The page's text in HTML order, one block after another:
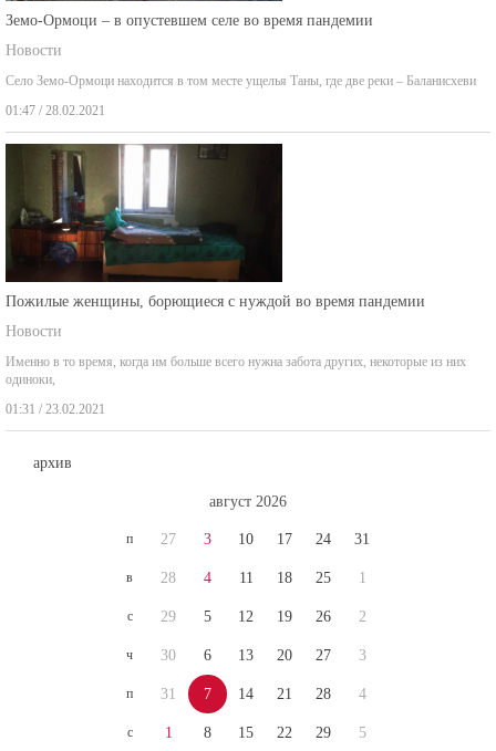
Земо-Ормоци – в опустевшем селе во время пандемии
Новости
Село Земо-Ормоци находится в том месте ущелья Таны, где две реки – Баланисхеви
01:47 / 28.02.2021
Пожилые женщины, борющиеся с нуждой во время пандемии
Новости
Именно в то время, когда им больше всего нужна забота других, некоторые из них
одиноки,
01:31 / 23.02.2021
архив
август 2026
п
в
с
ч
п
с
27
28
29
30
31
1
3
4
5
6
7
8
10
11
12
13
14
15
17
18
19
20
21
22
24
25
26
27
28
29
31
1
2
3
4
5